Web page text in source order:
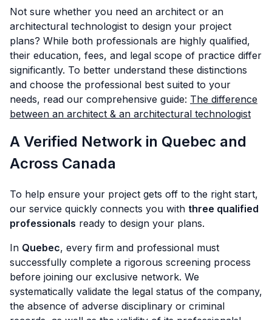
Not sure whether you need an architect or an
architectural technologist to design your project
plans? While both professionals are highly qualified,
their education, fees, and legal scope of practice differ
significantly. To better understand these distinctions
and choose the professional best suited to your
needs, read our comprehensive guide: The difference
between an architect & an architectural technologist
A Verified Network in Quebec and
Across Canada
To help ensure your project gets off to the right start,
our service quickly connects you with three qualified
professionals ready to design your plans.
In Quebec, every firm and professional must
successfully complete a rigorous screening process
before joining our exclusive network. We
systematically validate the legal status of the company,
the absence of adverse disciplinary or criminal